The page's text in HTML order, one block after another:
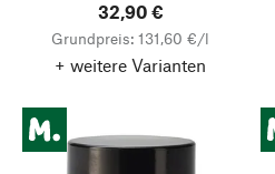
32,90 €
Grundpreis: 131,60 €/l
+ weitere Varianten